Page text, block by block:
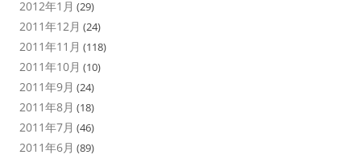
2012年1月 (29)
2011年12月 (24)
2011年11月 (118)
2011年10月 (10)
2011年9月 (24)
2011年8月 (18)
2011年7月 (46)
2011年6月 (89)